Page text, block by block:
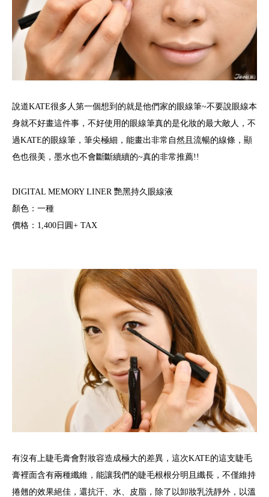
說道KATE很多人第一個想到的就是他們家的眼線筆~不要說眼線本
身就不好畫這件事，不好使用的眼線筆真的是化妝的最大敵人，不
過KATE的眼線筆，筆尖極細，能畫出非常自然且流暢的線條，顯
色也很美，墨水也不會斷斷續續的~真的非常推薦!!
DIGITAL MEMORY LINER 艷黑持久眼線液
顏色：一種
價格：1,400日圓+ TAX
有沒有上睫毛膏會對妝容造成極大的差異，這次KATE的這支睫毛
膏裡面含有兩種纖維，能讓我們的睫毛根根分明且纖長，不僅維持
捲翹的效果絕佳，還抗汗、水、皮脂，除了以卸妝乳洗靜外，以溫